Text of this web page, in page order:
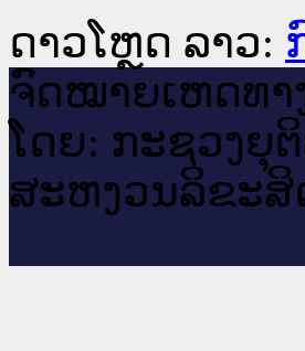
ດາວໂຫຼດ ລາວ:
ຈົດ​ໝາຍ​ເຫດ​ທາ
ໂດຍ: ກະ​ຊວງຍຸ​
ສະ​ຫງວນ​ລິ​ຂະ​ສິ